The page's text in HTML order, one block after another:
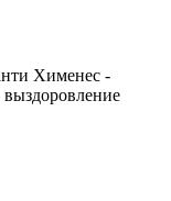
Хименес -